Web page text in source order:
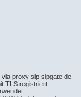
proxy:sip.sipgate.de
TLS registriert